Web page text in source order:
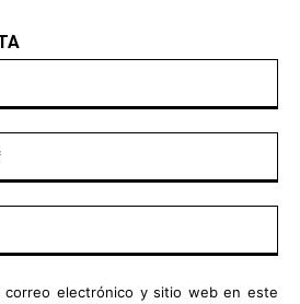
correo electrónico y sitio web en este